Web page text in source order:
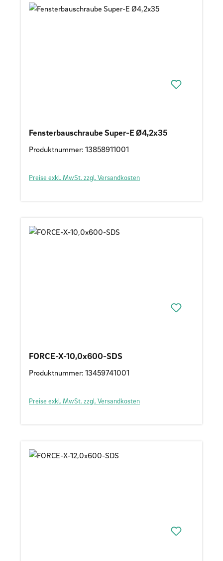
Fensterbauschraube Super-E Ø4,2x35
Produktnummer: 13858911001
Preise exkl. MwSt. zzgl. Versandkosten
FORCE-X-10,0x600-SDS
Produktnummer: 13459741001
Preise exkl. MwSt. zzgl. Versandkosten